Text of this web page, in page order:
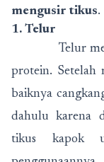
mengusir tikus.
1. Telur
Telur
protein. Setelah
baiknya
dahulu karena
tikus kapok